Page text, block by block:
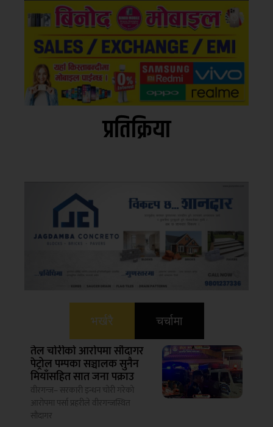
प्रतिक्रिया
भर्खरै चर्चामा
तेल चोरीको आरोपमा सौदागर
पेट्रोल पम्पका सञ्चालक सुनैन
मियाँसहित सात जना पक्राउ
वीरगन्ज– सरकारी इन्धन चोरी गरेको
आरोपमा पर्सा प्रहरीले वीरगन्जस्थित
सौदागर